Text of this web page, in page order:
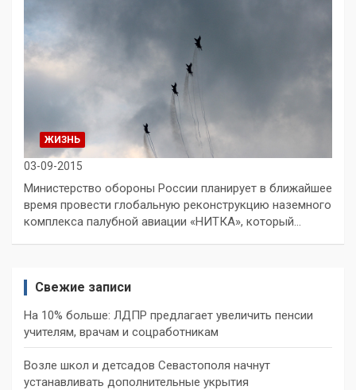
ЖИЗНЬ
03-09-2015
Министерство обороны России планирует в ближайшее
время провести глобальную реконструкцию наземного
комплекса палубной авиации «НИТКА», который…
Свежие записи
На 10% больше: ЛДПР предлагает увеличить пенсии
учителям, врачам и соцработникам
Возле школ и детсадов Севастополя начнут
устанавливать дополнительные укрытия